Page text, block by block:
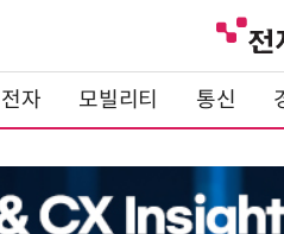
전자 모빌리티 통신